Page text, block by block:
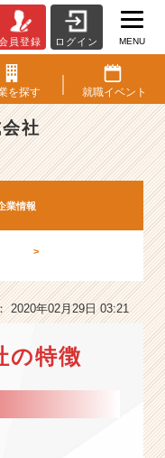
員登録 ログイン MENU
を探す 就職イベント
社
業情報
>
2020年02月29日 03:21
の特徴